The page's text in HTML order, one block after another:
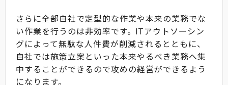
さらに全部自社で定型的な作業や本来の業務でな
い作業を行うのは非効率です。ITアウトソーシン
グによって無駄な人件費が削減されるとともに、
自社では施策立案といった本来やるべき業務へ集
中することができるので攻めの経営ができるよう
になります。